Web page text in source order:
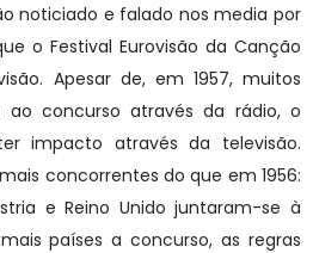
noticiado e falado nos media por
o Festival Eurovisão da Canção
Apesar de, em 1957, muitos
ao concurso através da rádio, o
impacto através da televisão.
concorrentes do que em 1956:
e Reino Unido juntaram-se à
países a concurso, as regras